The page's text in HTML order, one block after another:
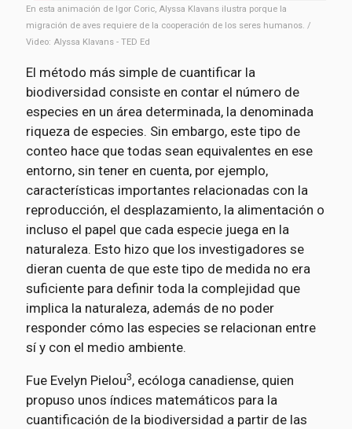
En esta animación de Igor Coric, Alyssa Klavans ilustra porque la
migración de aves requiere de la cooperación de los seres humanos. /
Video: Alyssa Klavans - TED Ed
El método más simple de cuantificar la
biodiversidad consiste en contar el número de
especies en un área determinada, la denominada
riqueza de especies. Sin embargo, este tipo de
conteo hace que todas sean equivalentes en ese
entorno, sin tener en cuenta, por ejemplo,
características importantes relacionadas con la
reproducción, el desplazamiento, la alimentación o
incluso el papel que cada especie juega en la
naturaleza. Esto hizo que los investigadores se
dieran cuenta de que este tipo de medida no era
suficiente para definir toda la complejidad que
implica la naturaleza, además de no poder
responder cómo las especies se relacionan entre
sí y con el medio ambiente.
Fue Evelyn Pielou3, ecóloga canadiense, quien
propuso unos índices matemáticos para la
cuantificación de la biodiversidad a partir de las